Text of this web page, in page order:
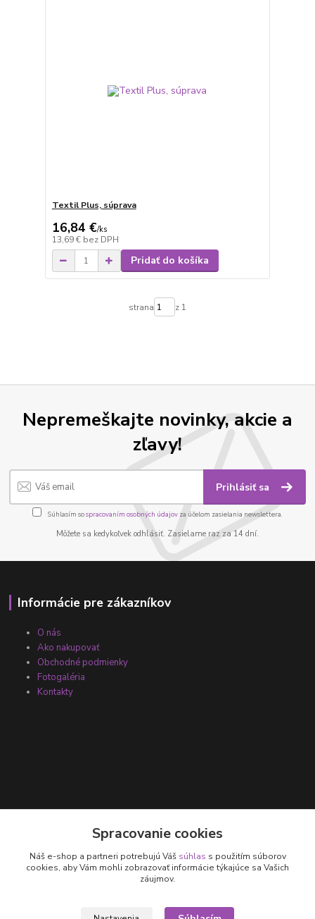
Textil Plus, súprava
16,84 €/ks
13,69 € bez DPH
Pridať do košíka
strana z 1
Nepremeškajte novinky, akcie a
zľavy!
Prihlásiť sa
Súhlasím sospracovaním osobných údajov za účelom zasielania newslettera.
Môžete sa kedykoľvek odhlásiť. Zasielame raz za 14 dní.
Informácie pre zákazníkov
O nás
Ako nakupovať
Obchodné podmienky
Fotogaléria
Kontakty
+421 905 531 251
Spracovanie cookies
Náš e-shop a partneri potrebujú Váš súhlas s použitím súborov
cookies, aby Vám mohli zobrazovať informácie týkajúce sa Vašich
záujmov.